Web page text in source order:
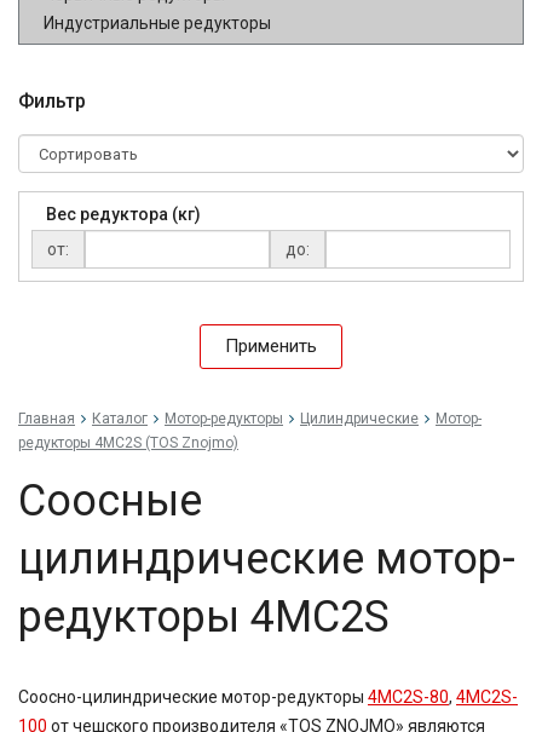
Индустриальные редукторы
Фильтр
Вес редуктора (кг)
от:
до:
Применить
Главная Каталог Мотор-редукторы Цилиндрические
Мотор-
редукторы 4MC2S (TOS Znojmo)
Соосные
цилиндрические мотор-
редукторы 4MC2S
Соосно-цилиндрические мотор-редукторы 4MC2S-80, 4MC2S-
100 от чешского производителя «TOS ZNOJMO» являются